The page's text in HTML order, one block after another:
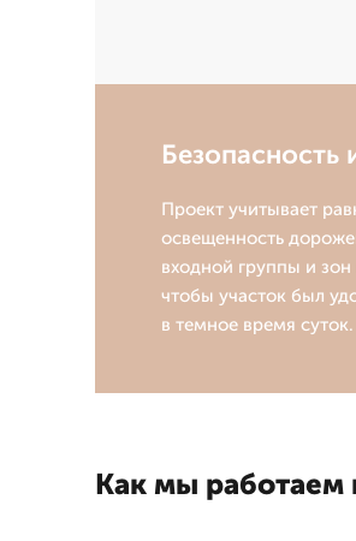
Проект учитывает
освещенность
входной группы и
чтобы участок был
в темное время суток.
Как мы работаем